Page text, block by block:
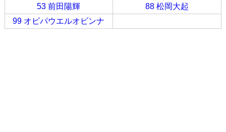
53 前田陽輝
88 松岡大起
99 オビパウエルオビンナ